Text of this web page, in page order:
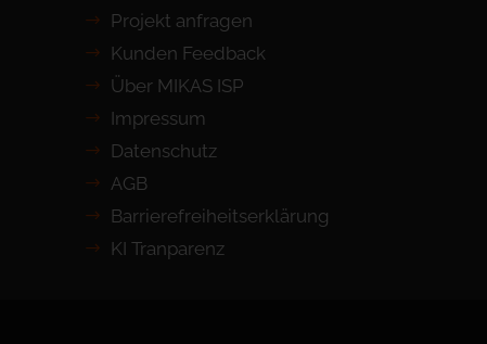
Projekt anfragen
Kunden Feedback
Über MIKAS ISP
Impressum
Datenschutz
AGB
Barrierefreiheits­erklärung
KI Tranparenz